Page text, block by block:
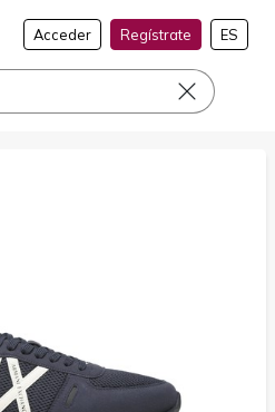
Acceder Regístrate ES